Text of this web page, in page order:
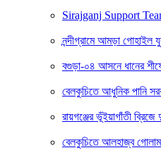
Sirajganj Support Team
নন্দীগ্রামে আমড়া গোহাইল
বগুড়া-০৪ আসনে ধানের
বেলকুচিতে আধুনিক পানি
রায়গঞ্জের ভূঁইয়াগাঁতী
বেলকুচিতে আলহাজ্ব